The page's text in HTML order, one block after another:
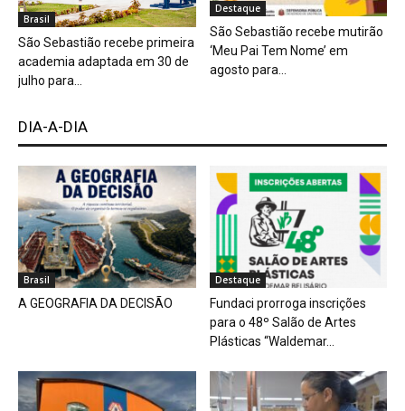
Brasil
São Sebastião recebe primeira
academia adaptada em 30 de
julho para...
Destaque
São Sebastião recebe mutirão
‘Meu Pai Tem Nome’ em
agosto para...
DIA-A-DIA
Brasil
A GEOGRAFIA DA DECISÃO
Destaque
Fundaci prorroga inscrições
para o 48º Salão de Artes
Plásticas “Waldemar...